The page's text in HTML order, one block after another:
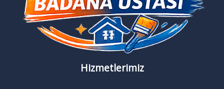
Hizmetlerimiz